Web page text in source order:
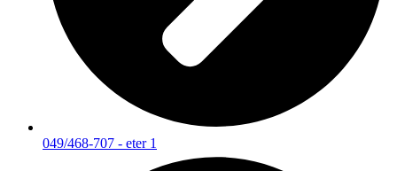
049/468-707 - eter 1